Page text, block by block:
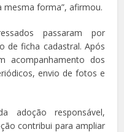
mesma forma”, afirmou.
passaram por
de ficha cadastral. Após
acompanhamento dos
envio de fotos e
adoção responsável,
contribui para ampliar